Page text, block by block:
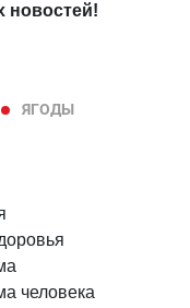
новостей!
ЯГОДЫ
человека